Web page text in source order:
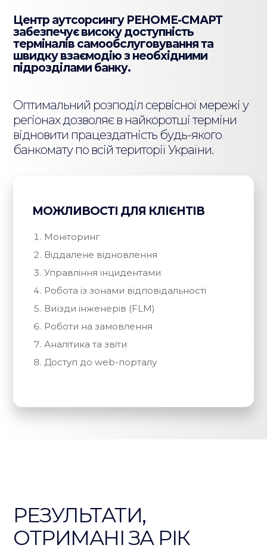
Центр аутсорсингу РЕНОМЕ-СМАРТ
забезпечує високу доступність
терміналів самообслуговування та
швидку взаємодію з необхідними
підрозділами банку.
Оптимальний розподіл сервісної мережі у
регіонах дозволяє в найкоротші терміни
відновити працездатність будь-якого
банкомату по всій території України.
МОЖЛИВОСТІ ДЛЯ КЛІЄНТІВ
Моніторинг
Віддалене відновлення
Управління інцидентами
Робота із зонами відповідальності
Виїзди інженерів (FLM)
Роботи на замовлення
Аналітика та звіти
Доступ до web-порталу
РЕЗУЛЬТАТИ,
ОТРИМАНІ ЗА РІК